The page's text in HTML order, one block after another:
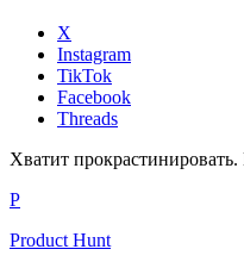
X
Instagram
TikTok
Facebook
Threads
Хватит
P
Product Hunt